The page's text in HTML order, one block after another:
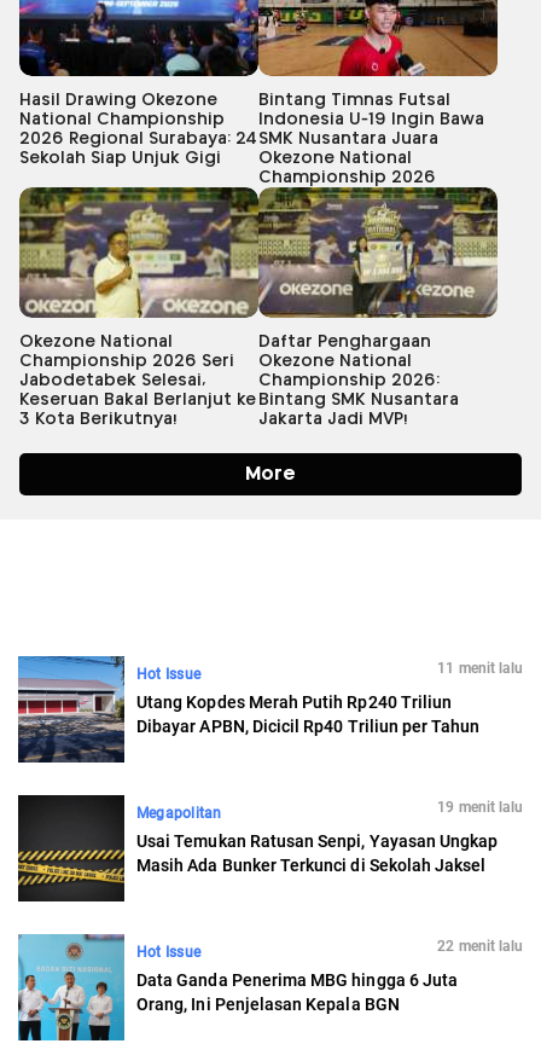
Hot Issue 11 menit lalu
Utang Kopdes Merah Putih Rp240 Triliun
Dibayar APBN, Dicicil Rp40 Triliun per Tahun
Megapolitan 19 menit lalu
Usai Temukan Ratusan Senpi, Yayasan Ungkap
Masih Ada Bunker Terkunci di Sekolah Jaksel
Hot Issue 22 menit lalu
Data Ganda Penerima MBG hingga 6 Juta
Orang, Ini Penjelasan Kepala BGN